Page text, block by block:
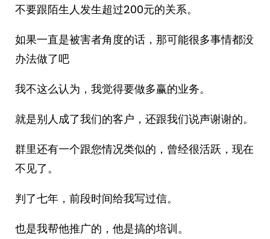
不要跟陌生人发生超过200元的关系。
如果一直是被害者角度的话，那可能很多事情都没
办法做了吧
我不这么认为，我觉得要做多赢的业务。
就是别人成了我们的客户，还跟我们说声谢谢的。
群里还有一个跟您情况类似的，曾经很活跃，现在
不见了。
判了七年，前段时间给我写过信。
也是我帮他推广的，他是搞的培训。